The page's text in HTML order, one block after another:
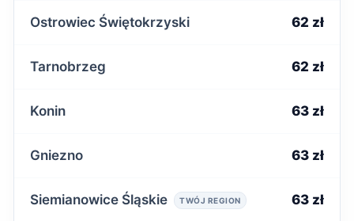
Ostrowiec Świętokrzyski 62 zł
Tarnobrzeg 62 zł
Konin 63 zł
Gniezno 63 zł
Siemianowice Śląskie TWÓJ REGION 63 zł